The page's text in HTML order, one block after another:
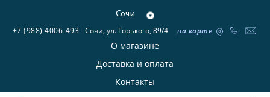
Сочи
+7 (988) 4006-493 Сочи, ул. Горького, 89/4 на карте
О магазине
Доставка и оплата
Контакты